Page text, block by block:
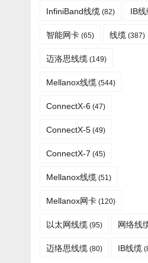
InfiniBand线缆 (82) IB线
智能网卡 (65) 线缆 (387)
迈洛思线缆 (149)
Mellanox线缆 (544)
ConnectX-6 (47)
ConnectX-5 (49)
ConnectX-7 (45)
Mellanox线缆​ (51)
Mellanox网卡 (120)
以太网线缆 (95) 网络线
迈络思线缆 (80) IB线缆​